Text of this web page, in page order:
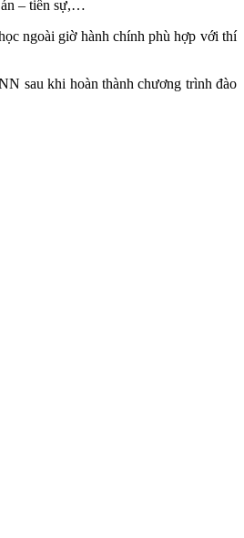
án – tiền sự,…
ngoài giờ hành chính phù hợp với thí
sau khi hoàn thành chương trình đào